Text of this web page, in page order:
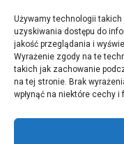
Używamy technologii
uzyskiwania dostępu do
jakość przeglądania i
Wyrażenie zgody na te
takich jak zachowanie
na tej stronie. Brak
wpłynąć na niektóre cechy i
Redakcja portalu:
ul.Stara 13, 42-600
TEL:+48 509 547